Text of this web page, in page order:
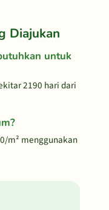
Diajukan
untuk
2190 hari dari
m² menggunakan